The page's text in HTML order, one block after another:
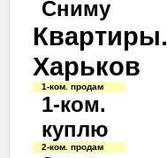
Сниму
Квартиры.
Харьков
1-ком. продам
1-ком.
куплю
2-ком. продам